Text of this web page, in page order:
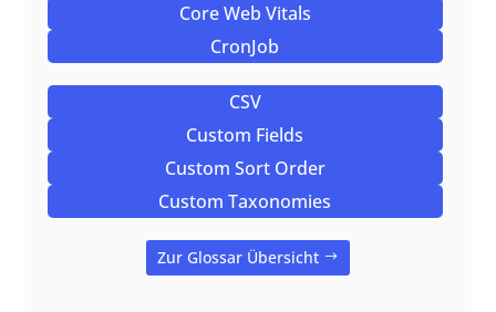
Core Web Vitals
CronJob
CSV
Custom Fields
Custom Sort Order
Custom Taxonomies
Zur Glossar Übersicht